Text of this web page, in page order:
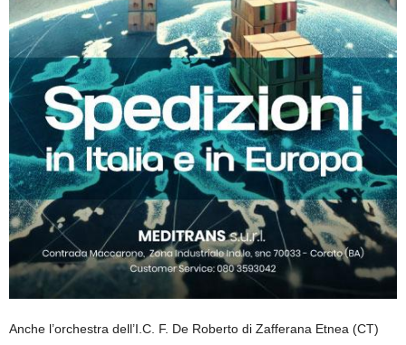
Anche l’orchestra dell’I.C. F. De Roberto di Zafferana Etnea (CT)